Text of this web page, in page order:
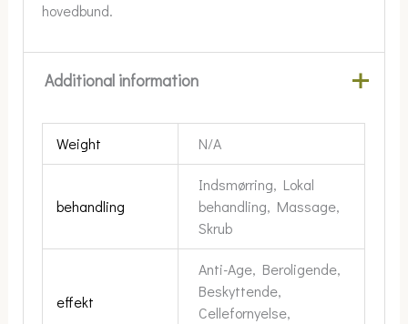
hovedbund.
Additional information
Weight N/A
behandling
Indsmørring, Lokal
behandling, Massage,
Skrub
effekt
Anti-Age, Beroligende,
Beskyttende,
Cellefornyelse,